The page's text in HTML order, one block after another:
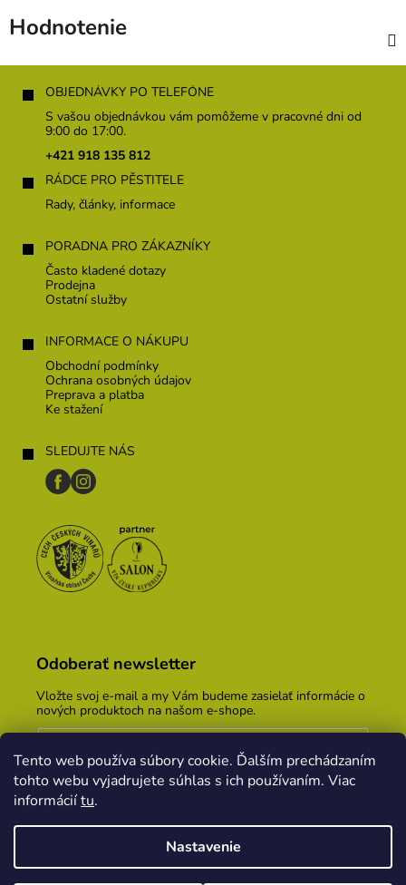
Tento web používa súbory cookie. Ďalším prechádzaním
tohto webu vyjadrujete súhlas s ich používaním. Viac
informáciítu.
Nastavenie
Hodnotenie
OBJEDNÁVKY PO TELEFÓNE
S vašou objednávkou vám pomôžeme v pracovné dni od
9:00 do 17:00.
+421 918 135 812
RÁDCE PRO PĚSTITELE
Rady, články, informace
PORADNA PRO ZÁKAZNÍKY
Často kladené dotazy
Prodejna
Ostatní služby
INFORMACE O NÁKUPU
Obchodní podmínky
Ochrana osobných údajov
Preprava a platba
Ke stažení
SLEDUJTE NÁS
Odoberať newsletter
Vložte svoj e-mail a my Vám budeme zasielať informácie o
nových produktoch na našom e-shope.
Vložením e-mailu súhlasíte s podmienkami ochrany
osobných údajov
PRIHLÁSIŤ SA